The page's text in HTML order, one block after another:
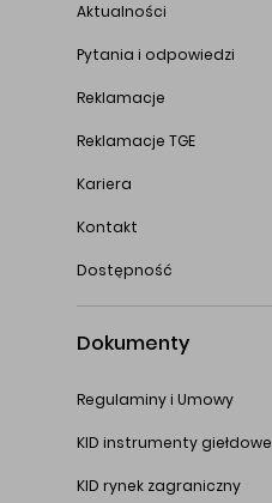
Aktualności
Pytania i odpowiedzi
Reklamacje
Reklamacje TGE
Kariera
Kontakt
Dostępność
Dokumenty
Regulaminy i Umowy
KID instrumenty giełdowe
KID rynek zagraniczny